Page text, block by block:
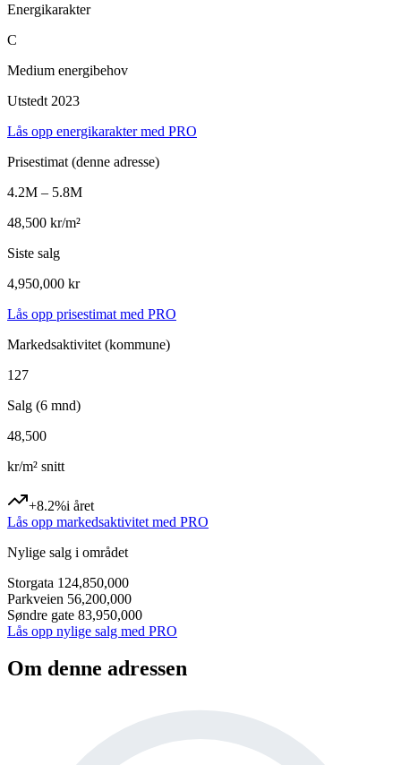
Energikarakter
C
Medium energibehov
Utstedt 2023
Lås opp energikarakter med PRO
Prisestimat (denne adresse)
4.2M – 5.8M
48,500 kr/m²
Siste salg
4,950,000 kr
Lås opp prisestimat med PRO
Markedsaktivitet (kommune)
127
Salg (6 mnd)
48,500
kr/m² snitt
+8.2%i året
Lås opp markedsaktivitet med PRO
Nylige salg i området
Storgata 124,850,000
Parkveien 56,200,000
Søndre gate 83,950,000
Lås opp nylige salg med PRO
Om denne adressen